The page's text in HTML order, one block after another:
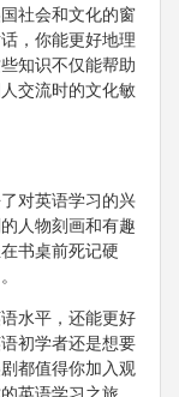
社会和文化的窗
，你能更好地理
知识不仅能帮助
交流时的文化敏
对英语学习的兴
人物刻画和有趣
书桌前死记硬
水平，还能更好
初学者还是想要
都值得你加入观